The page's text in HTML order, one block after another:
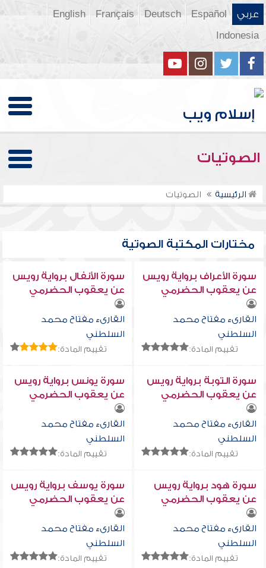
عربي Español
Deutsch
Français
English
Indonesia
الصوتيات
الرئيسية الصوتيات
مختارات المكتبة الصوتية
سورة الأعراف برواية رويس
عن يعقوب الحضرمي
القارىء مفتاح محمد
السلطني
تقييم المادة:
سورة الأنفال برواية رويس
عن يعقوب الحضرمي
القارىء مفتاح محمد
السلطني
تقييم المادة:
سورة التوبة برواية رويس
عن يعقوب الحضرمي
القارىء مفتاح محمد
السلطني
تقييم المادة:
سورة يونس برواية رويس
عن يعقوب الحضرمي
القارىء مفتاح محمد
السلطني
تقييم المادة:
سورة هود برواية رويس
عن يعقوب الحضرمي
القارىء مفتاح محمد
السلطني
تقييم المادة:
سورة يوسف برواية رويس
عن يعقوب الحضرمي
القارىء مفتاح محمد
السلطني
تقييم المادة: